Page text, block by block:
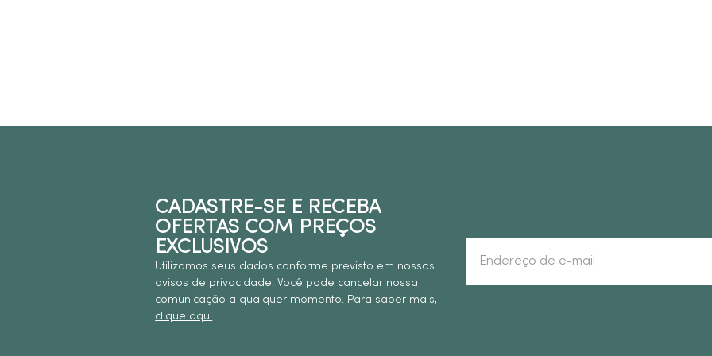
CADASTRE-SE E RECEBA
OFERTAS COM PREÇOS
EXCLUSIVOS
Utilizamos seus dados conforme previsto em nossos
avisos de privacidade. Você pode cancelar nossa
comunicação a qualquer momento. Para saber mais,
clique aqui.